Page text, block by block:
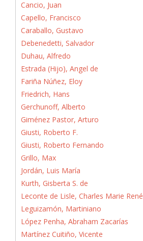
Cancio, Juan
Capello, Francisco
Caraballo, Gustavo
Debenedetti, Salvador
Duhau, Alfredo
Estrada (Hijo), Angel de
Fariña Núñez, Eloy
Friedrich, Hans
Gerchunoff, Alberto
Giménez Pastor, Arturo
Giusti, Roberto F.
Giusti, Roberto Fernando
Grillo, Max
Jordán, Luis María
Kurth, Gisberta S. de
Leconte de Lisle, Charles Marie René
Leguizamón, Martiniano
López Penha, Abraham Zacarías
Martínez Cuitiño, Vicente